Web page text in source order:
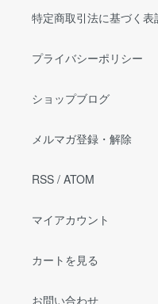
特定商取引法に基づく表
プライバシーポリシー
ショップブログ
メルマガ登録・解除
RSS / ATOM
マイアカウント
カートを見る
お問い合わせ